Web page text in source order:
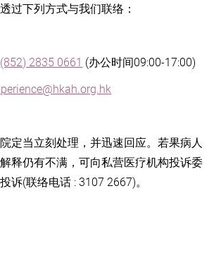
过下列方式与我们联络：
(852) 2835 0661 (办公时间09:00-17:00)
定当立刻处理，并迅速回应。若果病人
释仍有不满，可向私营医疗机构投诉委
诉(联络电话 : 3107 2667)。